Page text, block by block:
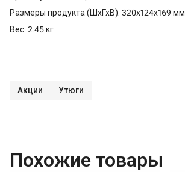
Размеры продукта (ШхГхВ): 320x124x169 мм
Вес: 2.45 кг
Акции Утюги
Похожие товары